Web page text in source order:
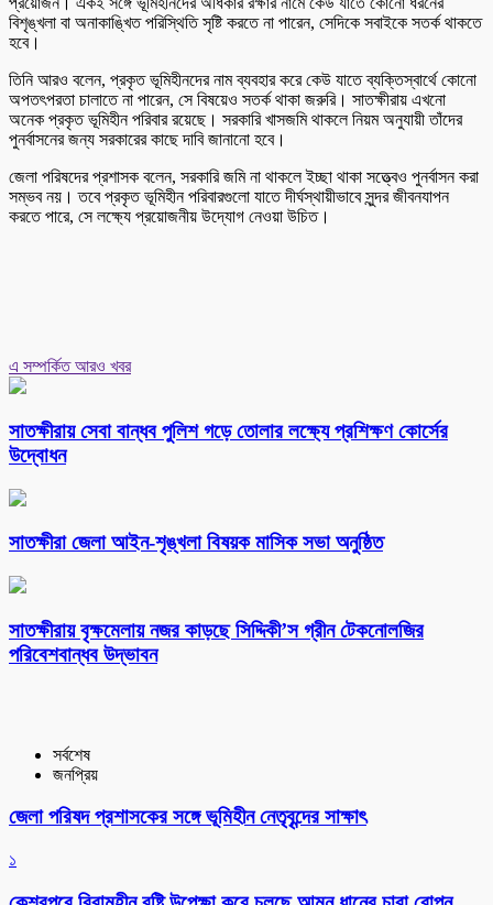
বিশৃঙ্খলা বা অনাকাঙ্খিত পরিস্থিতি সৃষ্টি করতে না পারেন, সেদিকে সবাইকে সতর্ক থাকতে
হবে।
তিনি আরও বলেন, প্রকৃত ভূমিহীনদের নাম ব্যবহার করে কেউ যাতে ব্যক্তিস্বার্থে কোনো
অপতৎপরতা চালাতে না পারেন, সে বিষয়েও সতর্ক থাকা জরুরি। সাতক্ষীরায় এখনো
অনেক প্রকৃত ভূমিহীন পরিবার রয়েছে। সরকারি খাসজমি থাকলে নিয়ম অনুযায়ী তাঁদের
পুনর্বাসনের জন্য সরকারের কাছে দাবি জানানো হবে।
জেলা পরিষদের প্রশাসক বলেন, সরকারি জমি না থাকলে ইচ্ছা থাকা সত্ত্বেও পুনর্বাসন করা
সম্ভব নয়। তবে প্রকৃত ভূমিহীন পরিবারগুলো যাতে দীর্ঘস্থায়ীভাবে সুন্দর জীবনযাপন
করতে পারে, সে লক্ষ্যে প্রয়োজনীয় উদ্যোগ নেওয়া উচিত।
এ সম্পর্কিত আরও খবর
সাতক্ষীরায় সেবা বান্ধব পুলিশ গড়ে তোলার লক্ষ্যে প্রশিক্ষণ কোর্সের
উদ্বোধন
সাতক্ষীরা জেলা আইন-শৃঙ্খলা বিষয়ক মাসিক সভা অনুষ্ঠিত
সাতক্ষীরায় বৃক্ষমেলায় নজর কাড়ছে সিদ্দিকী’স গ্রীন টেকনোলজির
পরিবেশবান্ধব উদ্ভাবন
সর্বশেষ
জনপ্রিয়
জেলা পরিষদ প্রশাসকের সঙ্গে ভূমিহীন নেতৃবৃন্দের সাক্ষাৎ
১